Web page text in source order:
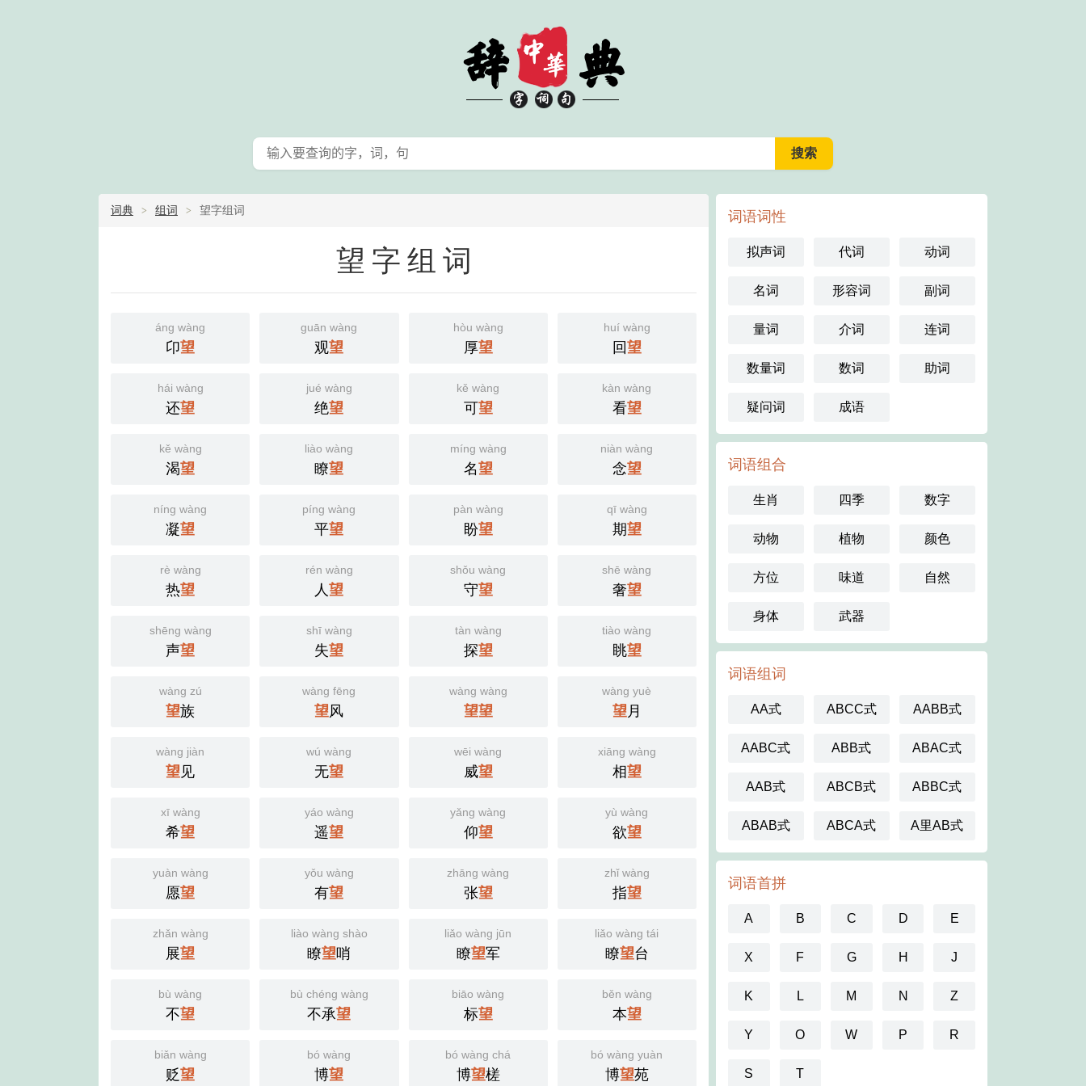
词典 组词 望字组词
望字组词
áng wàng
卬望
guān wàng
观望
hòu wàng
厚望
huí wàng
回望
hái wàng
还望
jué wàng
绝望
kě wàng
可望
kàn wàng
看望
kě wàng
渴望
liào wàng
瞭望
míng wàng
名望
niàn wàng
念望
níng wàng
凝望
píng wàng
平望
pàn wàng
盼望
qī wàng
期望
rè wàng
热望
rén wàng
人望
shǒu wàng
守望
shē wàng
奢望
shēng wàng
声望
shī wàng
失望
tàn wàng
探望
tiào wàng
眺望
wàng zú
望族
wàng fēng
望风
wàng wàng
望望
wàng yuè
望月
wàng jiàn
望见
wú wàng
无望
wēi wàng
威望
xiāng wàng
相望
xī wàng
希望
yáo wàng
遥望
yǎng wàng
仰望
yù wàng
欲望
yuàn wàng
愿望
yǒu wàng
有望
zhāng wàng
张望
zhǐ wàng
指望
zhǎn wàng
展望
liào wàng shào
瞭望哨
liǎo wàng jūn
瞭望军
liǎo wàng tái
瞭望台
bù wàng
不望
bù chéng wàng
不承望
biāo wàng
标望
běn wàng
本望
biǎn wàng
贬望
bó wàng
博望
bó wàng chá
博望槎
bó wàng yuàn
博望苑
词语词性
拟声词 代词 动词
名词 形容词 副词
量词 介词 连词
数量词 数词 助词
疑问词 成语
词语组合
生肖 四季 数字
动物 植物 颜色
方位 味道 自然
身体 武器
词语组词
AA式 ABCC式 AABB式
AABC式 ABB式 ABAC式
AAB式 ABCB式 ABBC式
ABAB式 ABCA式 A里AB式
词语首拼
A B C D E
X F G H J
K L M N Z
Y O W P R
S T